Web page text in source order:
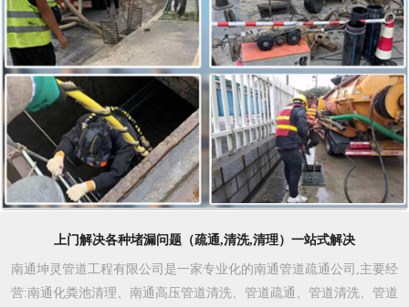
上门解决各种堵漏问题（疏通,清洗,清理）一站式解决
南通坤灵管道工程有限公司是一家专业化的南通管道疏通公司,主要经
营:南通化粪池清理、南通高压管道清洗、管道疏通、管道清洗、管道